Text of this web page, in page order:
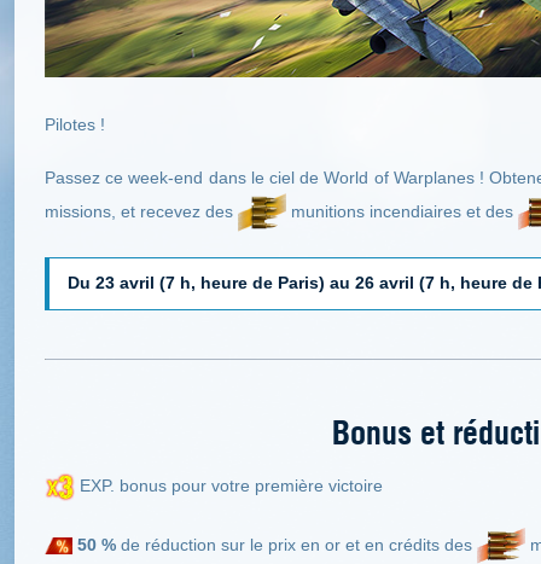
Pilotes !
Passez ce week-end dans le ciel de World of Warplanes !
missions, et recevez des
munitions incendiaires et des
Du 23 avril (7 h, heure de Paris) au 26 avril (7 h, heure de
Bonus et
EXP. bonus pour votre première victoire
50 % de réduction sur le prix en or et en crédits des